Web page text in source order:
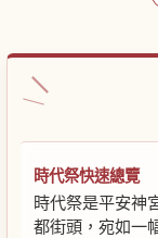
時代祭快速總覽
時代祭是平安神
都街頭，宛如一